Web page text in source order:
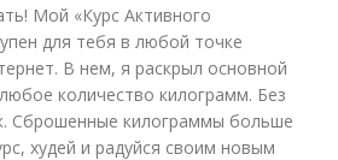
Мой «Курс Активного
для тебя в любой точке
В нем, я раскрыл основной
количество килограмм. Без
Сброшенные килограммы больше
худей и радуйся своим новым